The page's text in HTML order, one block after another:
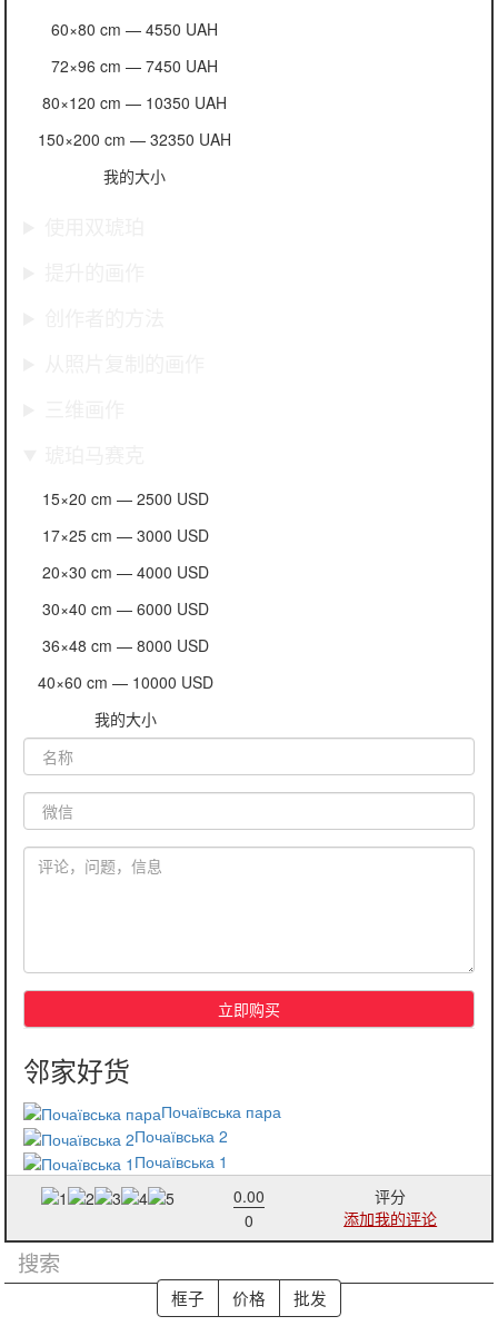
60×80 cm — 4550 UAH
72×96 cm — 7450 UAH
80×120 cm — 10350 UAH
150×200 cm — 32350 UAH
我的大小
15×20 cm — 2500 USD
17×25 cm — 3000 USD
20×30 cm — 4000 USD
30×40 cm — 6000 USD
36×48 cm — 8000 USD
40×60 cm — 10000 USD
我的大小
Почаївська пара
Почаївська 2
Почаївська 1
0.00
0
评分
添加我的评论